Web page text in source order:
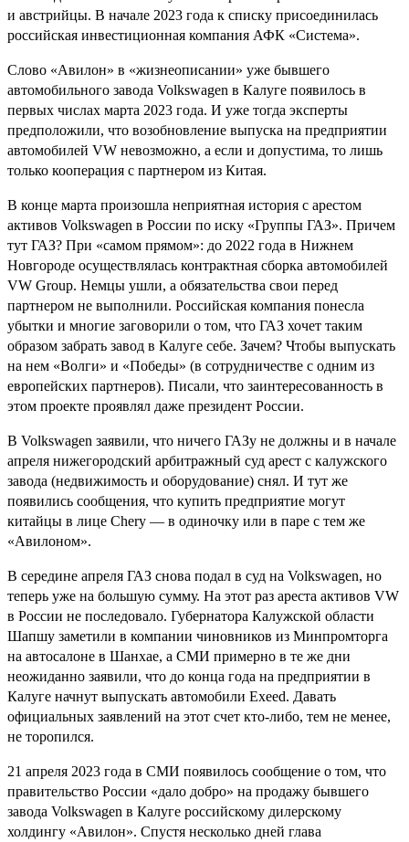
и австрийцы. В начале 2023 года к списку присоединилась
российская инвестиционная компания АФК «Система».
Слово «Авилон» в «жизнеописании» уже бывшего
автомобильного завода Volkswagen в Калуге появилось в
первых числах марта 2023 года. И уже тогда эксперты
предположили, что возобновление выпуска на предприятии
автомобилей VW невозможно, а если и допустима, то лишь
только кооперация с партнером из Китая.
В конце марта произошла неприятная история с арестом
активов Volkswagen в России по иску «Группы ГАЗ». Причем
тут ГАЗ? При «самом прямом»: до 2022 года в Нижнем
Новгороде осуществлялась контрактная сборка автомобилей
VW Group. Немцы ушли, а обязательства свои перед
партнером не выполнили. Российская компания понесла
убытки и многие заговорили о том, что ГАЗ хочет таким
образом забрать завод в Калуге себе. Зачем? Чтобы выпускать
на нем «Волги» и «Победы» (в сотрудничестве с одним из
европейских партнеров). Писали, что заинтересованность в
этом проекте проявлял даже президент России.
В Volkswagen заявили, что ничего ГАЗу не должны и в начале
апреля нижегородский арбитражный суд арест с калужского
завода (недвижимость и оборудование) снял. И тут же
появились сообщения, что купить предприятие могут
китайцы в лице Chery — в одиночку или в паре с тем же
«Авилоном».
В середине апреля ГАЗ снова подал в суд на Volkswagen, но
теперь уже на большую сумму. На этот раз ареста активов VW
в России не последовало. Губернатора Калужской области
Шапшу заметили в компании чиновников из Минпромторга
на автосалоне в Шанхае, а СМИ примерно в те же дни
неожиданно заявили, что до конца года на предприятии в
Калуге начнут выпускать автомобили Exeed. Давать
официальных заявлений на этот счет кто-либо, тем не менее,
не торопился.
21 апреля 2023 года в СМИ появилось сообщение о том, что
правительство России «дало добро» на продажу бывшего
завода Volkswagen в Калуге российскому дилерскому
холдингу «Авилон». Спустя несколько дней глава